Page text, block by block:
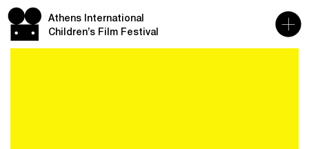
Athens International
Children’s Film Festival